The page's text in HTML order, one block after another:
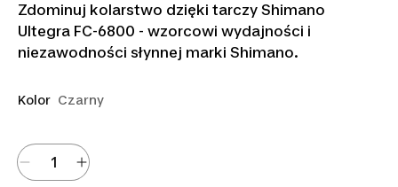
Zdominuj kolarstwo dzięki tarczy Shimano
Ultegra FC-6800 - wzorcowi wydajności i
niezawodności słynnej marki Shimano.
Kolor Czarny